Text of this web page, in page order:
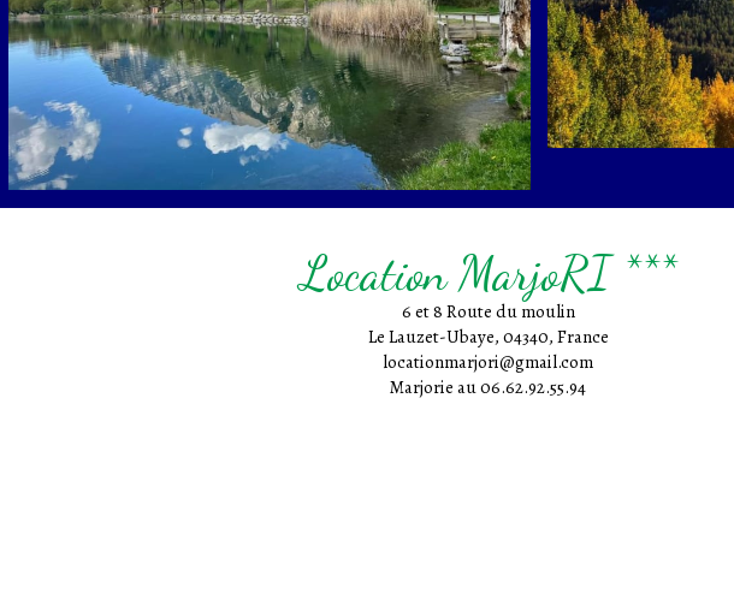
Location MarjoRI ***
6 et 8 Route du moulin
Le Lauzet-Ubaye, 04340, France
locationmarjori@gmail.com
Marjorie au 06.62.92.55.94